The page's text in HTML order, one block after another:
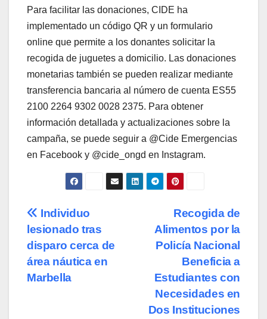
Para facilitar las donaciones, CIDE ha
implementado un código QR y un formulario
online que permite a los donantes solicitar la
recogida de juguetes a domicilio. Las donaciones
monetarias también se pueden realizar mediante
transferencia bancaria al número de cuenta ES55
2100 2264 9302 0028 2375. Para obtener
información detallada y actualizaciones sobre la
campaña, se puede seguir a @Cide Emergencias
en Facebook y @cide_ongd en Instagram.
Navegación
de
entradas
Recogida de
Alimentos por la
Policía Nacional
Beneficia a
Estudiantes con
Necesidades en
Dos Instituciones
Individuo
lesionado tras
disparo cerca de
área náutica en
Marbella